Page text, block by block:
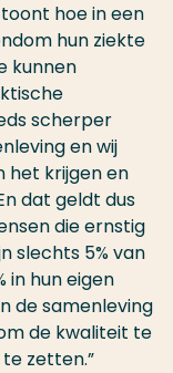
toont hoe in een
hun ziekte
kunnen
scherper
en wij
het krijgen en
dat geldt dus
die ernstig
slechts 5% van
in hun eigen
de samenleving
de kwaliteit te
zetten.”